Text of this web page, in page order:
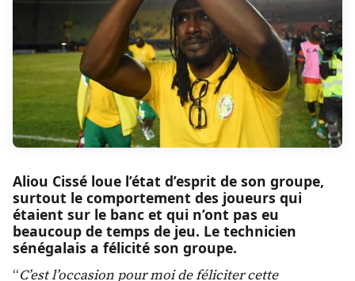
Aliou Cissé loue l’état d’esprit de son groupe,
surtout le comportement des joueurs qui
étaient sur le banc et qui n’ont pas eu
beaucoup de temps de jeu. Le technicien
sénégalais a félicité son groupe.
“C’est l’occasion pour moi de féliciter cette